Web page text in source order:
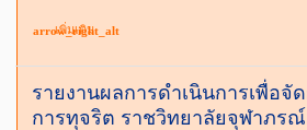
arrow_right_alt
เพิ่มเติม
รายงานผลการดำเนินการเพื่อจั
การทุจริต ราชวิทยาลัยจุฬาภรณ์